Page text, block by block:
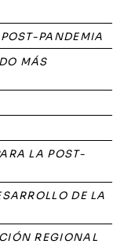
PANDEMIA
MÁS
LA POST-
DE LA
REGIONAL